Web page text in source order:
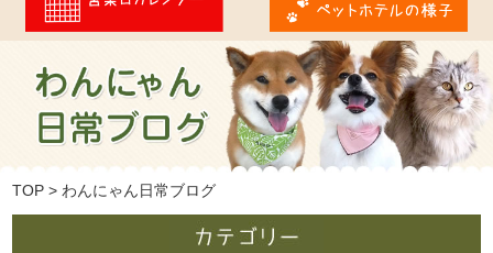
TOP > わんにゃん日常ブログ